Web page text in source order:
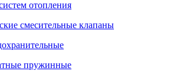
отопления
смесительные клапаны
пружинные